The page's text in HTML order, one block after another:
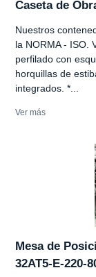
Caseta de
Nuestros
la NORMA - ISO.
perfilado con
horquillas de
integrados. *...
Ver más
Mesa de
32AT5-E-220-